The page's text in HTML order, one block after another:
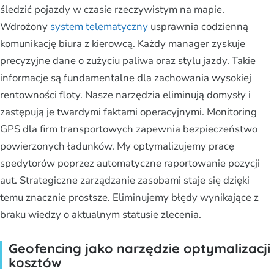
śledzić pojazdy w czasie rzeczywistym na mapie.
Wdrożony system telematyczny usprawnia codzienną
komunikację biura z kierowcą. Każdy manager zyskuje
precyzyjne dane o zużyciu paliwa oraz stylu jazdy. Takie
informacje są fundamentalne dla zachowania wysokiej
rentowności floty. Nasze narzędzia eliminują domysły i
zastępują je twardymi faktami operacyjnymi. Monitoring
GPS dla firm transportowych zapewnia bezpieczeństwo
powierzonych ładunków. My optymalizujemy pracę
spedytorów poprzez automatyczne raportowanie pozycji
aut. Strategiczne zarządzanie zasobami staje się dzięki
temu znacznie prostsze. Eliminujemy błędy wynikające z
braku wiedzy o aktualnym statusie zlecenia.
Geofencing jako narzędzie optymalizacji
kosztów